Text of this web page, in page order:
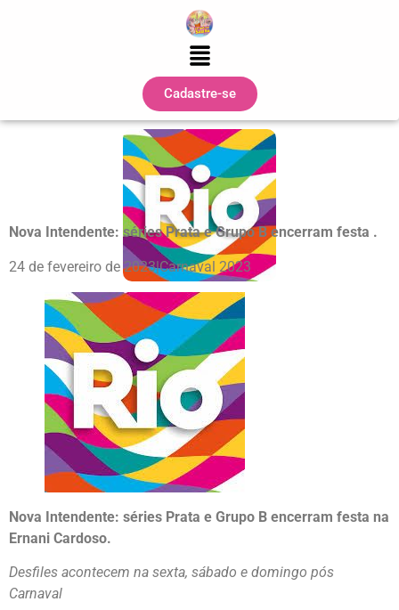
Cadastre-se
Nova Intendente: séries Prata e Grupo B encerram festa .
24 de fevereiro de 2023|Carnaval 2023
Nova Intendente: séries Prata e Grupo B encerram festa na
Ernani Cardoso.
Desfiles acontecem na sexta, sábado e domingo pós
Carnaval